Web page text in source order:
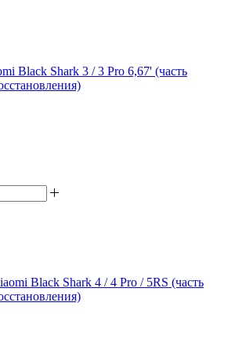
Black Shark 3 / 3 Pro 6,67' (часть